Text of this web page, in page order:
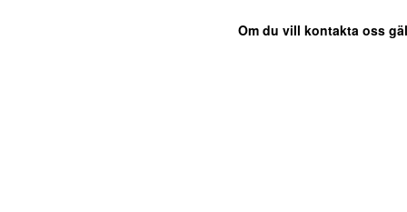
Om du vill kontakta oss